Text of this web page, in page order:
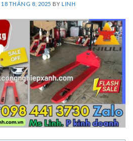
18 THÁNG 8, 2025 BYLINH